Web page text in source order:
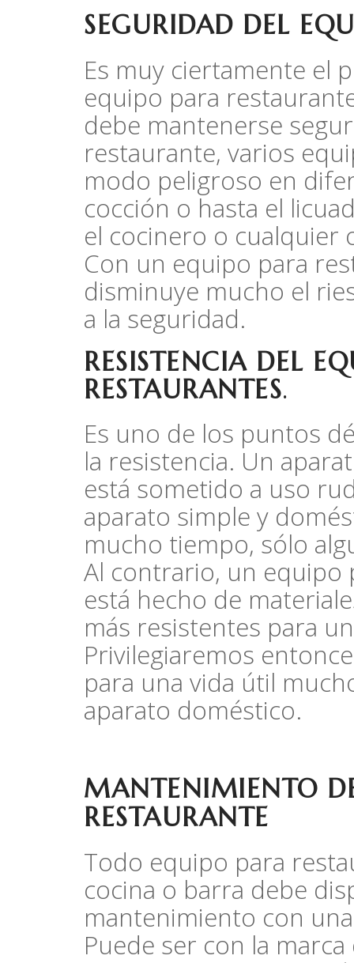
SEGURIDAD DEL
Es muy ciertamente el
equipo para
debe mantenerse
restaurante, varios
modo peligroso en
cocción o hasta el
el cocinero o cualquier
Con un equipo para
disminuye mucho el
a la seguridad.
RESISTENCIA DEL
RESTAURANTES.
Es uno de los puntos
la resistencia. Un
está sometido a uso
aparato simple y
mucho tiempo, sólo
Al contrario, un equipo
está hecho de
más resistentes para
Privilegiaremos
para una vida útil
aparato doméstico.
MANTENIMIENTO
RESTAURANTE
Todo equipo para
cocina o barra debe
mantenimiento con
Puede ser con la